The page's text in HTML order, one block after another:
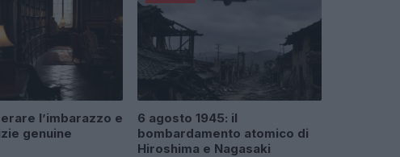
l’imbarazzo e
genuine
6 agosto 1945: il
bombardamento atomico di
Hiroshima e Nagasaki